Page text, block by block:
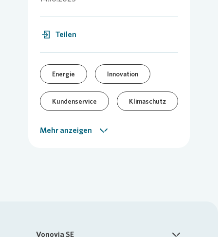
Teilen
Energie Innovation
Kundenservice Klimaschutz
Meine Wohnung
Mehr anzeigen
Vonovia SE